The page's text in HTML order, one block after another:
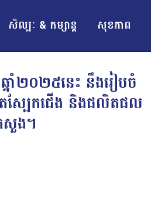
សិល្បៈ & កម្សាន្ត សុខភាព
ាំ២០២៥នេះ នឹងរៀបចំ
តស្បែកជើង និងផលិតផល
សួង។